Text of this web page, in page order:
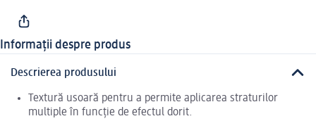
Informații despre produs
Descrierea produsului
Textură usoară pentru a permite aplicarea straturilor
multiple în funcție de efectul dorit.